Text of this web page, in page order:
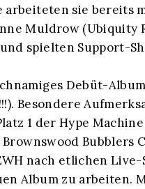
arbeiteten sie bereits
Muldrow (Ubiquity
spielten Support-
Debüt-
Besondere
1 der Hype
Bubblers
nach etlichen
Album zu arbeiten.